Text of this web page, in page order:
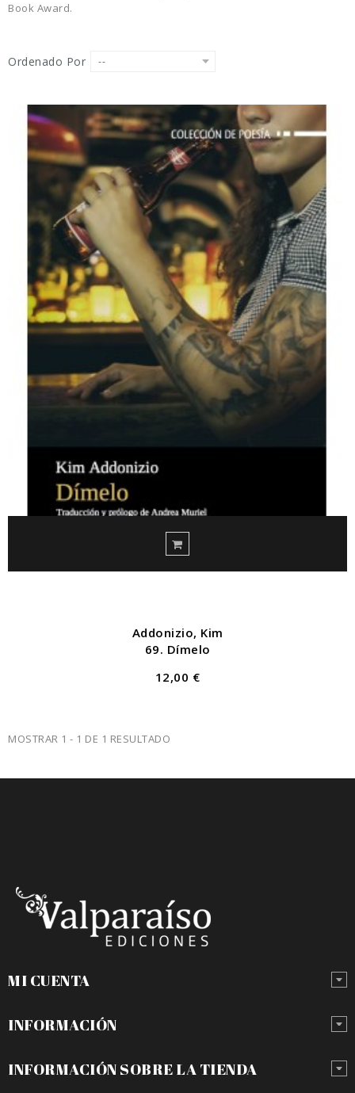
Book Award.
Ordenado Por --
Addonizio, Kim
69. Dímelo
12,00 €
MOSTRAR 1 - 1 DE 1 RESULTADO
MI CUENTA
INFORMACIÓN
INFORMACIÓN SOBRE LA TIENDA